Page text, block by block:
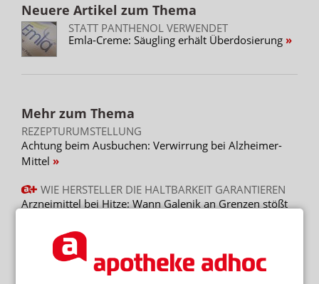
Neuere Artikel zum Thema
STATT PANTHENOL VERWENDET
Emla-Creme: Säugling erhält Überdosierung
Mehr zum Thema
REZEPTURUMSTELLUNG
Achtung beim Ausbuchen: Verwirrung bei Alzheimer-
Mittel
WIE HERSTELLER DIE HALTBARKEIT GARANTIEREN
Arzneimittel bei Hitze: Wann Galenik an Grenzen stößt
FEHLERMELDUNG
„Zerstört“ laut Securpharm: Rückruf bei Sildenafil